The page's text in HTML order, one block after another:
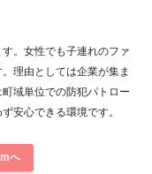
。女性でも子連れのファ
理由としては企業が集ま
域単位での防犯パトロー
安心できる環境です。
へ